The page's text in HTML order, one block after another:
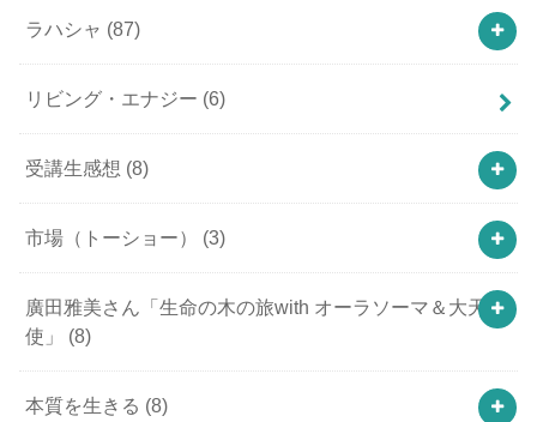
ラハシャ (87)
リビング・エナジー (6)
受講生感想 (8)
市場（トーショー） (3)
廣田雅美さん「生命の木の旅with オーラソーマ＆大天
使」 (8)
本質を生きる (8)